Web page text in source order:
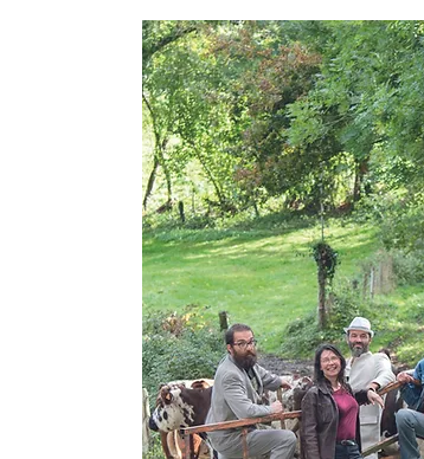
Maison Sport PETITES